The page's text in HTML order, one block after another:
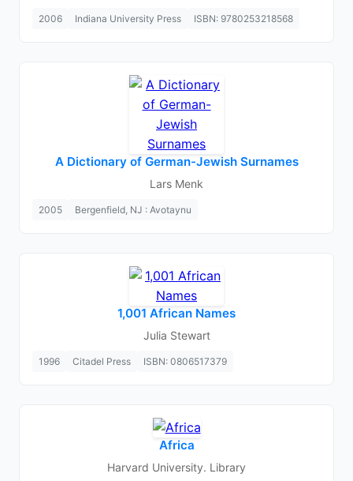
2006 Indiana University Press ISBN: 9780253218568
A Dictionary of German-Jewish Surnames
Lars Menk
2005 Bergenfield, NJ : Avotaynu
1,001 African Names
Julia Stewart
1996 Citadel Press ISBN: 0806517379
Africa
Harvard University. Library